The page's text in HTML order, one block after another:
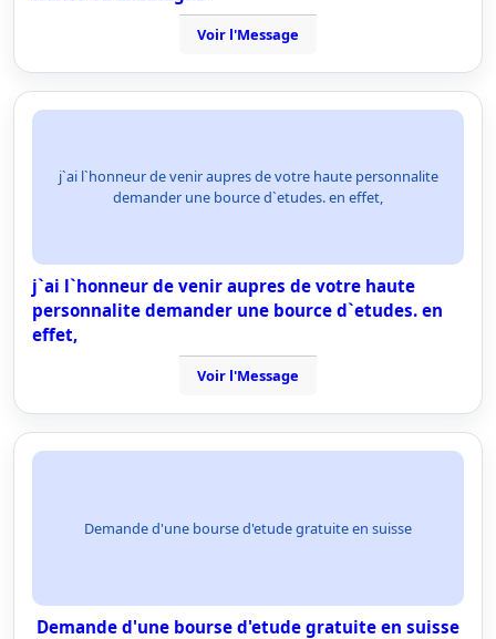
Voir l'Message
j`ai l`honneur de venir aupres de votre haute personnalite
demander une bource d`etudes. en effet,
j`ai l`honneur de venir aupres de votre haute
personnalite demander une bource d`etudes. en
effet,
Voir l'Message
Demande d'une bourse d'etude gratuite en suisse
Demande d'une bourse d'etude gratuite en suisse